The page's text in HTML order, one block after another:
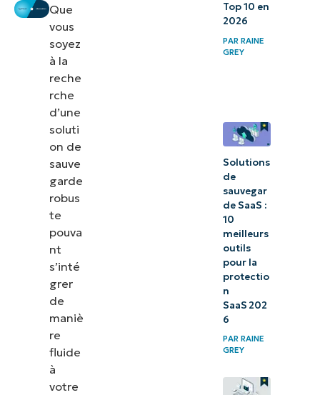
Backup
principale
SysCloud
Que
vous
soyez
à la
reche
rche
d’une
soluti
on de
sauve
garde
robus
te
pouva
nt
s’inté
grer
de
maniè
re
fluide
à
votre
Top 10 en
2026
PAR RAINE
GREY
Solutions
de
sauvegar
de SaaS :
10
meilleurs
outils
pour la
protectio
n
SaaS 202
6
PAR RAINE
GREY